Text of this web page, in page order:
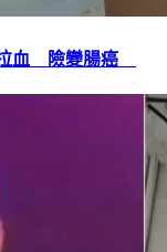
拉血 險變腸癌